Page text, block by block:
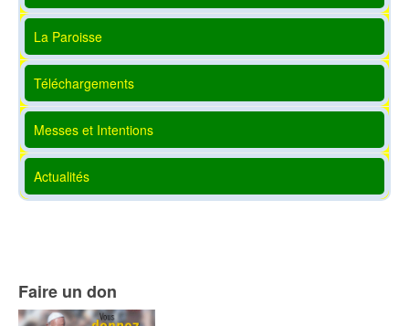
La Paroisse
Téléchargements
Messes et Intentions
Actualités
Faire un don